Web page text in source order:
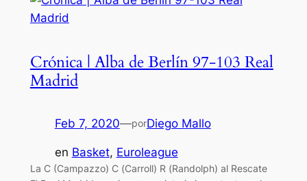
Crónica | Alba de Berlín 97-103 Real
Madrid
Feb 7, 2020—porDiego Mallo
en Basket, Euroleague
La C (Campazzo) C (Carroll) R (Randolph) al Rescate